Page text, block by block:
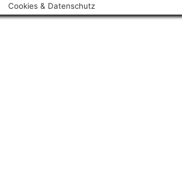
Cookies & Datenschutz